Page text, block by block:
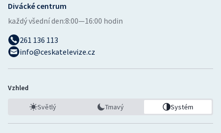
Divácké centrum
každý všední den:8:00—16:00 hodin
261 136 113
info@ceskatelevize.cz
Vzhled
Světlý Tmavý Systém